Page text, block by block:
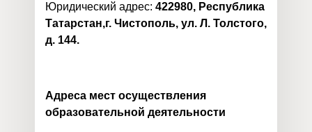
Юридический адрес: 422980, Республика
Татарстан,г. Чистополь, ул. Л. Толстого,
д. 144.
Адреса мест осуществления
образовательной деятельности